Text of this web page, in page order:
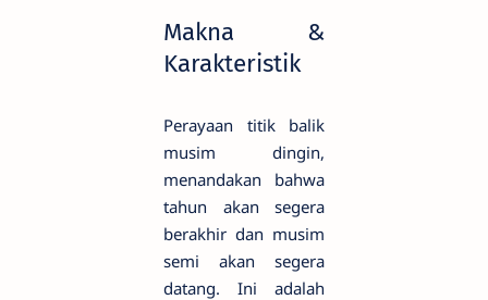
Makna &
Karakteristik
Perayaan titik balik
musim dingin,
menandakan bahwa
tahun akan segera
berakhir dan musim
semi akan segera
datang. Ini adalah